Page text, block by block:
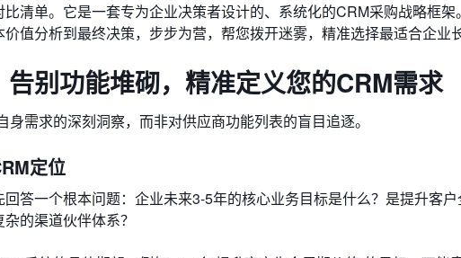
清单。它是一套专为企业决策者设计的、系统化的CRM采购战略框
值分析到最终决策，步步为营，帮您拨开迷雾，精准选择最适合企业
别功能堆砌，精准定义您的CRM需求
需求的深刻洞察，而非对供应商功能列表的盲目追逐。
定位
答一个根本问题：企业未来3-5年的核心业务目标是什么？是提升客
的渠道伙伴体系？